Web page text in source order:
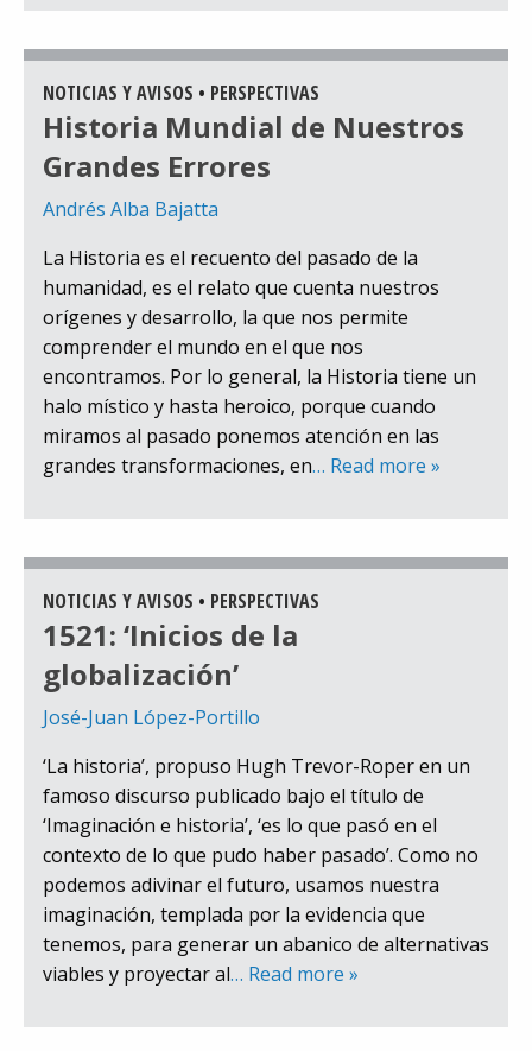
NOTICIAS Y AVISOS • PERSPECTIVAS
Historia Mundial de Nuestros
Grandes Errores
Andrés Alba Bajatta
La Historia es el recuento del pasado de la
humanidad, es el relato que cuenta nuestros
orígenes y desarrollo, la que nos permite
comprender el mundo en el que nos
encontramos. Por lo general, la Historia tiene un
halo místico y hasta heroico, porque cuando
miramos al pasado ponemos atención en las
grandes transformaciones, en… Read more »
NOTICIAS Y AVISOS • PERSPECTIVAS
1521: ‘Inicios de la
globalización’
José-Juan López-Portillo
‘La historia’, propuso Hugh Trevor-Roper en un
famoso discurso publicado bajo el título de
‘Imaginación e historia’, ‘es lo que pasó en el
contexto de lo que pudo haber pasado’. Como no
podemos adivinar el futuro, usamos nuestra
imaginación, templada por la evidencia que
tenemos, para generar un abanico de alternativas
viables y proyectar al… Read more »